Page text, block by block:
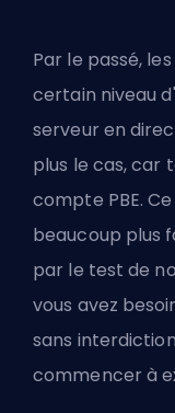
Par le passé,
certain niveau
serveur en
plus le cas, car
compte PBE.
beaucoup plus
par le test de
vous avez
sans
commencer à